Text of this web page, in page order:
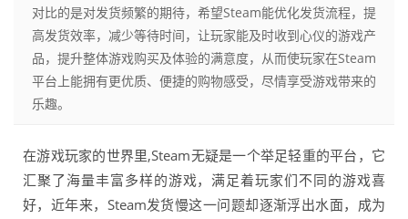
对比的是对发货频繁的期待，希望Steam能优化发货流程，提
高发货效率，减少等待时间，让玩家能及时收到心仪的游戏产
品，提升整体游戏购买及体验的满意度，从而使玩家在Steam
平台上能拥有更优质、便捷的购物感受，尽情享受游戏带来的
乐趣。
在游戏玩家的世界里,Steam无疑是一个举足轻重的平台，它
汇聚了海量丰富多样的游戏，满足着玩家们不同的游戏喜
好，近年来，Steam发货慢这一问题却逐渐浮出水面，成为